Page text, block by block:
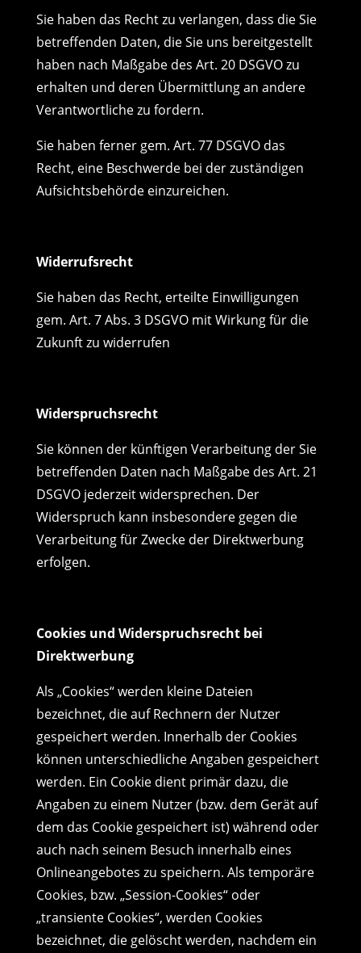
Sie haben das Recht zu verlangen, dass die Sie
betreffenden Daten, die Sie uns bereitgestellt
haben nach Maßgabe des Art. 20 DSGVO zu
erhalten und deren Übermittlung an andere
Verantwortliche zu fordern.
Sie haben ferner gem. Art. 77 DSGVO das
Recht, eine Beschwerde bei der zuständigen
Aufsichtsbehörde einzureichen.
Widerrufsrecht
Sie haben das Recht, erteilte Einwilligungen
gem. Art. 7 Abs. 3 DSGVO mit Wirkung für die
Zukunft zu widerrufen
Widerspruchsrecht
Sie können der künftigen Verarbeitung der Sie
betreffenden Daten nach Maßgabe des Art. 21
DSGVO jederzeit widersprechen. Der
Widerspruch kann insbesondere gegen die
Verarbeitung für Zwecke der Direktwerbung
erfolgen.
Cookies und Widerspruchsrecht bei
Direktwerbung
Als „Cookies“ werden kleine Dateien
bezeichnet, die auf Rechnern der Nutzer
gespeichert werden. Innerhalb der Cookies
können unterschiedliche Angaben gespeichert
werden. Ein Cookie dient primär dazu, die
Angaben zu einem Nutzer (bzw. dem Gerät auf
dem das Cookie gespeichert ist) während oder
auch nach seinem Besuch innerhalb eines
Onlineangebotes zu speichern. Als temporäre
Cookies, bzw. „Session-Cookies“ oder
„transiente Cookies“, werden Cookies
bezeichnet, die gelöscht werden, nachdem ein